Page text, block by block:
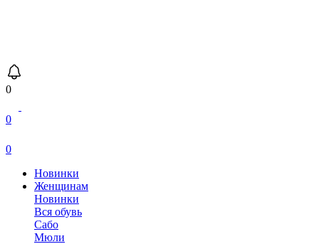
0
0
0
Новинки
Женщинам
Новинки
Вся обувь
Сабо
Мюли